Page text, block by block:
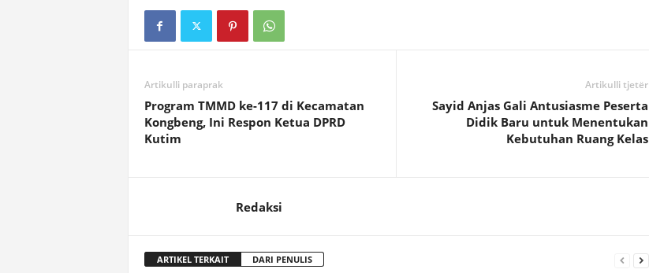
Artikulli paraprak
Program TMMD ke-117 di Kecamatan
Kongbeng, Ini Respon Ketua DPRD
Kutim
Artikulli tjetër
Sayid Anjas Gali Antusiasme Peserta
Didik Baru untuk Menentukan
Kebutuhan Ruang Kelas
Redaksi
ARTIKEL TERKAIT DARI PENULIS